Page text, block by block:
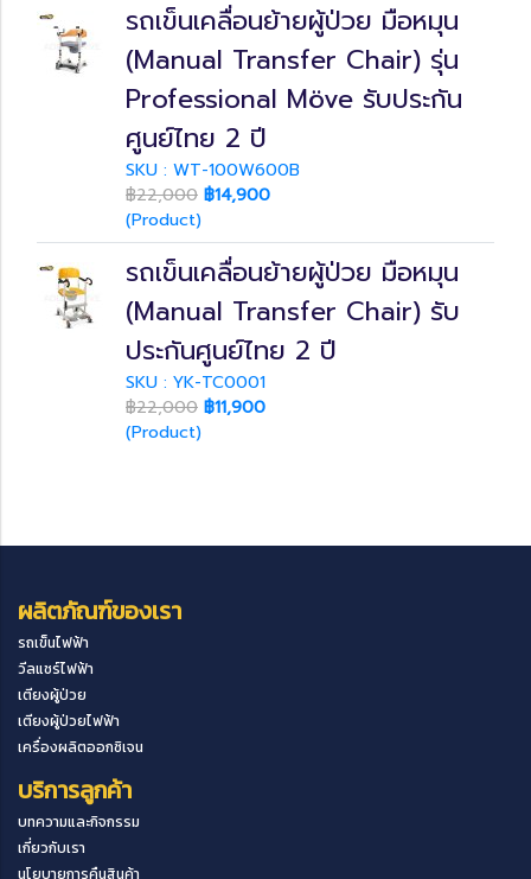
รถเข็นเคลื่อนย้ายผู้ป่วย มือหมุน
(Manual Transfer Chair) รุ่น
Professional Möve รับประกัน
ศูนย์ไทย 2 ปี
SKU : WT-100W600B
฿22,000 ฿14,900
(Product)
รถเข็นเคลื่อนย้ายผู้ป่วย มือหมุน
(Manual Transfer Chair) รับ
ประกันศูนย์ไทย 2 ปี
SKU : YK-TC0001
฿22,000 ฿11,900
(Product)
ผลิตภัณฑ์ของเรา
รถเข็นไฟฟ้า
วีลแชร์ไฟฟ้า
เตียงผู้ป่วย
เตียงผู้ป่วยไฟฟ้า
เครื่องผลิตออกซิเจน
บริการลูกค้า
บทความและกิจกรรม
เกี่ยวกับเรา
นโยบายการคืนสินค้า